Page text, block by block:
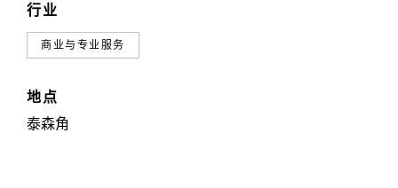
行业
商业与专业服务
地点
泰森角